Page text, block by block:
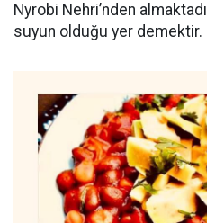
Nyrobi Nehri’nden
suyun olduğu yer demektir.